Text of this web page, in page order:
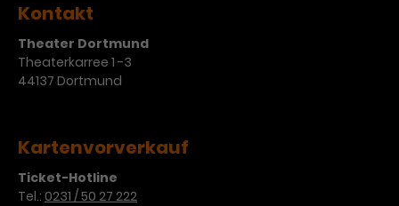
Kontakt
Theater Dortmund
Theaterkarree 1 -3
44137 Dortmund
Kartenvorverkauf
Ticket-Hotline
Tel.: 0231 / 50 27 222